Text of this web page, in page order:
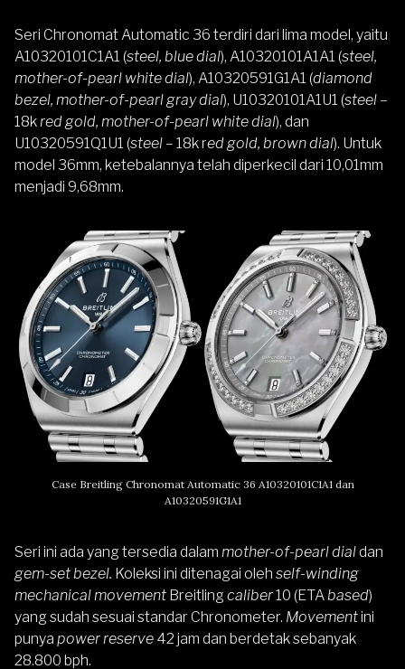
Seri Chronomat Automatic 36 terdiri dari lima model, yaitu
A10320101C1A1 (steel, blue dial), A10320101A1A1 (steel,
mother-of-pearl white dial), A10320591G1A1 (diamond
bezel, mother-of-pearl gray dial), U10320101A1U1 (steel –
18kred gold, mother-of-pearl white dial), dan
U10320591Q1U1 (steel – 18k red gold, brown dial). Untuk
model 36mm, ketebalannya telah diperkecil dari 10,01mm
menjadi 9,68mm.
Case Breitling Chronomat Automatic 36 A10320101C1A1 dan
A10320591G1A1
Seri ini ada yang tersedia dalam mother-of-pearl dialdan
gem-set bezel. Koleksi ini ditenagai oleh self-winding
mechanical movement Breitling caliber10 (ETAbased)
yang sudah sesuai standar Chronometer. Movementini
punya power reserve 42 jam dan berdetak sebanyak
28.800 bph.